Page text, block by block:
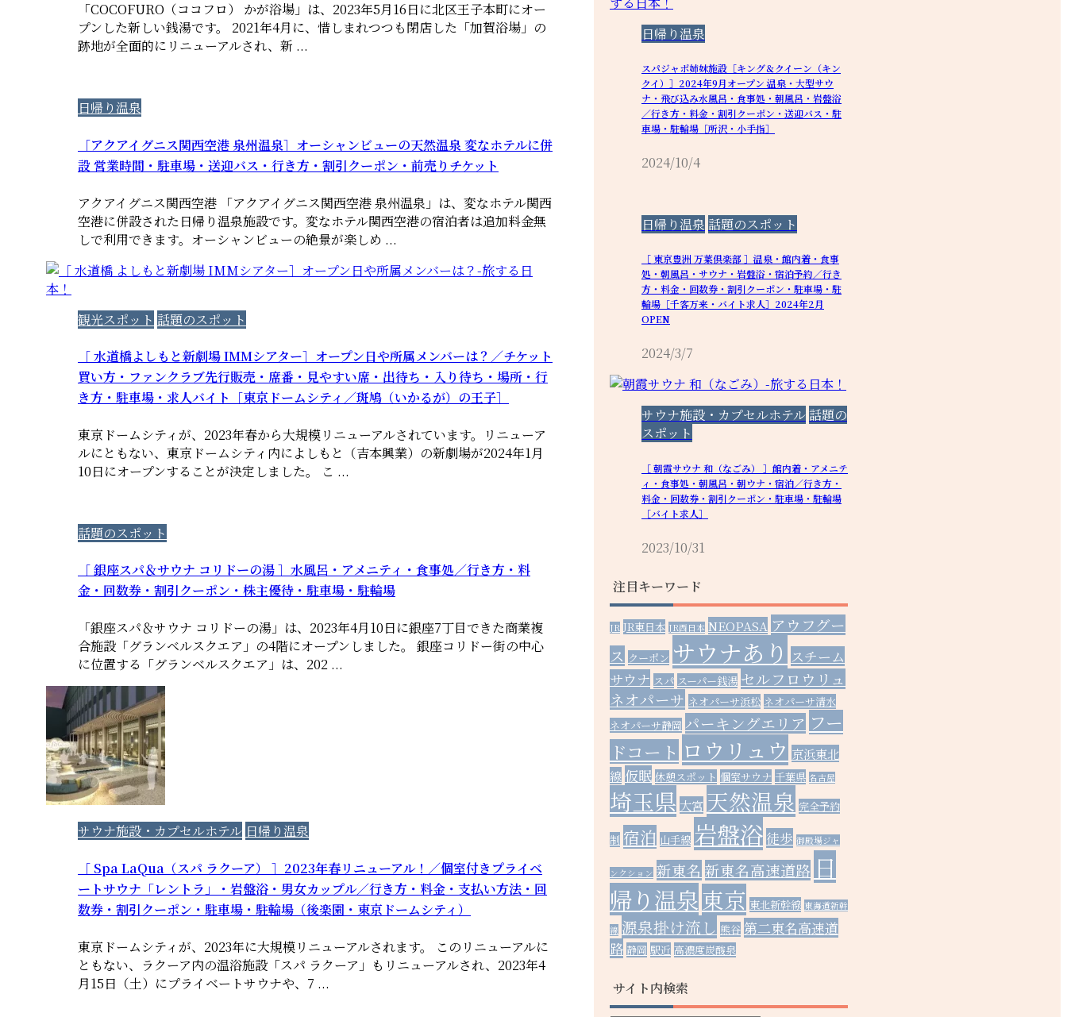
「COCOFURO（ココフロ） かが浴場」は、2023年5月16日に北区王子本町にオー
プンした新しい銭湯です。 2021年4月に、惜しまれつつも閉店した「加賀浴場」の
跡地が全面的にリニューアルされ、新 ...
日帰り温泉
［アクアイグニス関西空港 泉州温泉］オーシャンビューの天然温泉 変なホテルに併
設 営業時間・駐車場・送迎バス・行き方・割引クーポン・前売りチケット
アクアイグニス関西空港 「アクアイグニス関西空港 泉州温泉」は、変なホテル関西
空港に併設された日帰り温泉施設です。変なホテル関西空港の宿泊者は追加料金無
しで利用できます。オーシャンビューの絶景が楽しめ ...
観光スポット 話題のスポット
［ 水道橋よしもと新劇場 IMMシアター］オープン日や所属メンバーは？／チケット
買い方・ファンクラブ先行販売・席番・見やすい席・出待ち・入り待ち・場所・行
き方・駐車場・求人バイト［東京ドームシティ／斑鳩（いかるが）の王子］
東京ドームシティが、2023年春から大規模リニューアルされています。リニューア
ルにともない、東京ドームシティ内によしもと（吉本興業）の新劇場が2024年1月
10日にオープンすることが決定しました。 こ ...
話題のスポット
［ 銀座スパ＆サウナ コリドーの湯 ］水風呂・アメニティ・食事処／行き方・料
金・回数券・割引クーポン・株主優待・駐車場・駐輪場
「銀座スパ＆サウナ コリドーの湯」は、2023年4月10日に銀座7丁目できた商業複
合施設「グランベルスクエア」の4階にオープンしました。 銀座コリドー街の中心
に位置する「グランベルスクエア」は、202 ...
サウナ施設・カプセルホテル 日帰り温泉
［ Spa LaQua（スパ ラクーア） ］2023年春リニューアル！／個室付きプライベ
ートサウナ「レントラ」・岩盤浴・男女カップル／行き方・料金・支払い方法・回
数券・割引クーポン・駐車場・駐輪場（後楽園・東京ドームシティ）
東京ドームシティが、2023年に大規模リニューアルされます。 このリニューアルに
ともない、ラクーア内の温浴施設「スパ ラクーア」もリニューアルされ、2023年4
月15日（土）にプライベートサウナや、7 ...
日帰り温泉
スパジャポ姉妹施設［キング＆クイーン（キン
クイ）］2024年9月オープン 温泉・大型サウ
ナ・飛び込み水風呂・食事処・朝風呂・岩盤浴
／行き方・料金・割引クーポン・送迎バス・駐
車場・駐輪場［所沢・小手指］
2024/10/4
日帰り温泉 話題のスポット
［ 東京豊洲 万葉倶楽部 ］温泉・館内着・食事
処・朝風呂・サウナ・岩盤浴・宿泊予約／行き
方・料金・回数券・割引クーポン・駐車場・駐
輪場［千客万来・バイト求人］2024年2月
OPEN
2024/3/7
サウナ施設・カプセルホテル 話題の
スポット
［ 朝霞サウナ 和（なごみ） ］館内着・アメニテ
ィ・食事処・朝風呂・朝ウナ・宿泊／行き方・
料金・回数券・割引クーポン・駐車場・駐輪場
［バイト求人］
2023/10/31
注目キーワード
JR JR東日本 JR西日本 NEOPASA アウフグー
ス クーポン サウナあり スチーム
サウナ スパ スーパー銭湯 セルフロウリュ
ネオパーサ ネオパーサ浜松 ネオパーサ清水
ネオパーサ静岡 パーキングエリア フー
ドコート ロウリュウ 京浜東北
線 仮眠 休憩スポット 個室サウナ 千葉県 名古屋
埼玉県 大宮 天然温泉 完全予約
制 宿泊 山手線 岩盤浴 徒歩 御殿場ジャ
ンクション 新東名 新東名高速道路 日
帰り温泉東京 東北新幹線 東海道新幹
線 源泉掛け流し 熊谷 第二東名高速道
路 静岡 駅近 高濃度炭酸泉
サイト内検索